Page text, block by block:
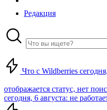
Редакция
Что с Wildberries
отображается статус, нет
сегодня, 6 августа: не